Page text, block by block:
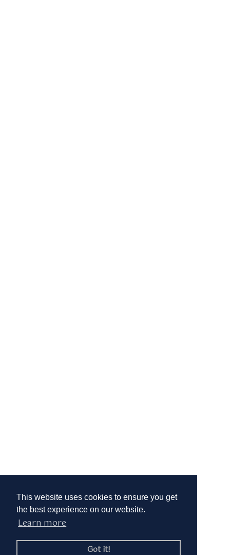
This website uses cookies to ensure you get
the best experience on our website.
Learn more
Got it!